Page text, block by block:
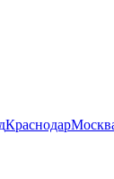
Краснодар